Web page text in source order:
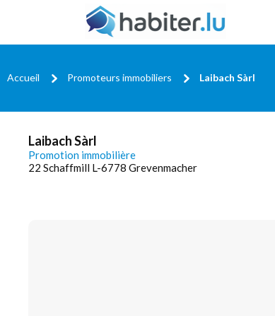
Accueil Promoteurs immobiliers Laibach Sàrl
Laibach Sàrl
Promotion immobilière
22 Schaffmill L-6778 Grevenmacher